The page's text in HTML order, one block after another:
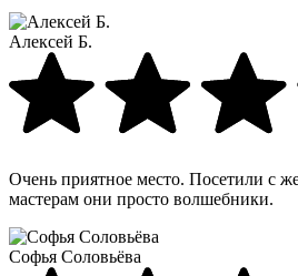
Алексей Б.
Очень приятное место. Посетили с
мастерам они просто волшебники.
Софья Соловьёва